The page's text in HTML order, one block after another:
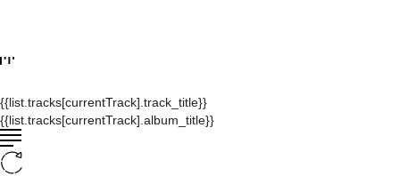
{{list.tracks[currentTrack].track_title}}
{{list.tracks[currentTrack].album_title}}